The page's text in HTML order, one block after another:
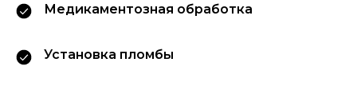
Медикаментозная обработка
Установка пломбы